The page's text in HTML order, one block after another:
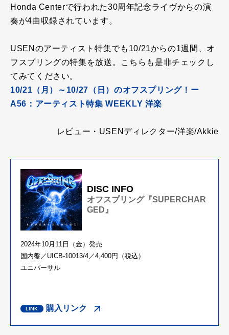
Honda Centerで行われた30周年記念ライヴからの演
奏が4曲収録されています。
USENのアーティスト特集でも10/21からの1週間、オ
フスプリングの特集を放送。こちらも是非チェックし
てみてください。
10/21（月）～10/27（日）のオフスプリング！ー
A56：アーティスト特集 WEEKLY 洋楽
レビュー・USENディレクター/洋楽/Akkie
DISC INFO
オフスプリング『SUPERCHAR
GED』
2024年10月11日（金）発売
国内盤／UICB-10013/4／4,400円（税込）
ユニバーサル
購入リンク